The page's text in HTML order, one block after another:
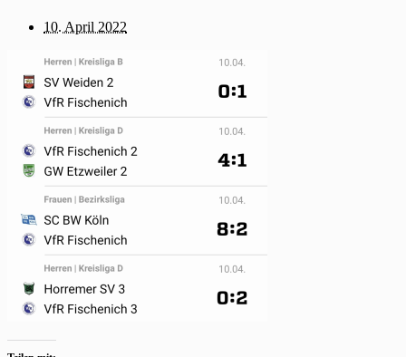
10. April 2022